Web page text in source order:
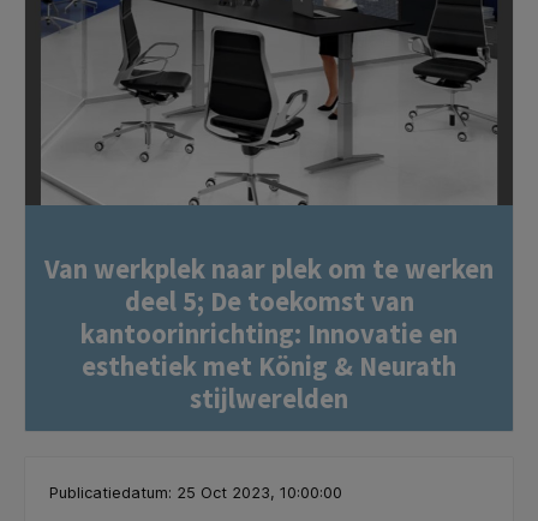
Van werkplek naar plek om te werken
deel 5; De toekomst van
kantoorinrichting: Innovatie en
esthetiek met König & Neurath
stijlwerelden
Publicatiedatum: 25 Oct 2023, 10:00:00